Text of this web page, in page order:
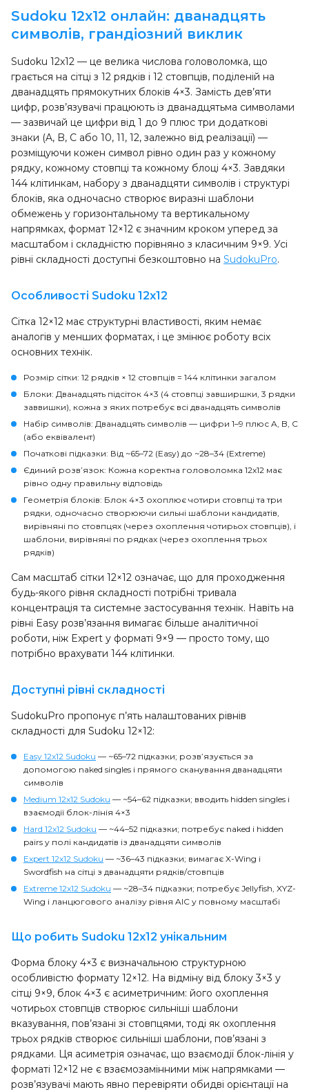
Sudoku 12x12 онлайн: дванадцять
символів, грандіозний виклик
Sudoku 12x12 — це велика числова головоломка, що
грається на сітці з 12 рядків і 12 стовпців, поділеній на
дванадцять прямокутних блоків 4×3. Замість дев’яти
цифр, розв’язувачі працюють із дванадцятьма символами
— зазвичай це цифри від 1 до 9 плюс три додаткові
знаки (A, B, C або 10, 11, 12, залежно від реалізації) —
розміщуючи кожен символ рівно один раз у кожному
рядку, кожному стовпці та кожному блоці 4×3. Завдяки
144 клітинкам, набору з дванадцяти символів і структурі
блоків, яка одночасно створює виразні шаблони
обмежень у горизонтальному та вертикальному
напрямках, формат 12×12 є значним кроком уперед за
масштабом і складністю порівняно з класичним 9×9. Усі
рівні складності доступні безкоштовно на SudokuPro.
Особливості Sudoku 12x12
Сітка 12×12 має структурні властивості, яким немає
аналогів у менших форматах, і це змінює роботу всіх
основних технік.
Розмір сітки: 12 рядків × 12 стовпців = 144 клітинки загалом
Блоки: Дванадцять підсіток 4×3 (4 стовпці завширшки, 3 рядки
заввишки), кожна з яких потребує всі дванадцять символів
Набір символів: Дванадцять символів — цифри 1–9 плюс A, B, C
(або еквівалент)
Початкові підказки: Від ~65–72 (Easy) до ~28–34 (Extreme)
Єдиний розв’язок: Кожна коректна головоломка 12x12 має
рівно одну правильну відповідь
Геометрія блоків: Блок 4×3 охоплює чотири стовпці та три
рядки, одночасно створюючи сильні шаблони кандидатів,
вирівняні по стовпцях (через охоплення чотирьох стовпців), і
шаблони, вирівняні по рядках (через охоплення трьох
рядків)
Сам масштаб сітки 12×12 означає, що для проходження
будь-якого рівня складності потрібні тривала
концентрація та системне застосування технік. Навіть на
рівні Easy розв’язання вимагає більше аналітичної
роботи, ніж Expert у форматі 9×9 — просто тому, що
потрібно врахувати 144 клітинки.
Доступні рівні складності
SudokuPro пропонує п’ять налаштованих рівнів
складності для Sudoku 12×12:
Easy 12x12 Sudoku — ~65–72 підказки; розв’язується за
допомогою naked singles і прямого сканування дванадцяти
символів
Medium 12x12 Sudoku — ~54–62 підказки; вводить hidden singles і
взаємодії блок-лінія 4×3
Hard 12x12 Sudoku — ~44–52 підказки; потребує naked і hidden
pairs у полі кандидатів із дванадцяти символів
Expert 12x12 Sudoku — ~36–43 підказки; вимагає X-Wing і
Swordfish на сітці з дванадцяти рядків/стовпців
Extreme 12x12 Sudoku — ~28–34 підказки; потребує Jellyfish, XYZ-
Wing і ланцюгового аналізу рівня AIC у повному масштабі
Що робить Sudoku 12x12 унікальним
Форма блоку 4×3 є визначальною структурною
особливістю формату 12×12. На відміну від блоку 3×3 у
сітці 9×9, блок 4×3 є асиметричним: його охоплення
чотирьох стовпців створює сильніші шаблони
вказування, пов’язані зі стовпцями, тоді як охоплення
трьох рядків створює сильніші шаблони, пов’язані з
рядками. Ця асиметрія означає, що взаємодії блок-лінія у
форматі 12×12 не є взаємозамінними між напрямками —
розв’язувачі мають явно перевіряти обидві орієнтації на